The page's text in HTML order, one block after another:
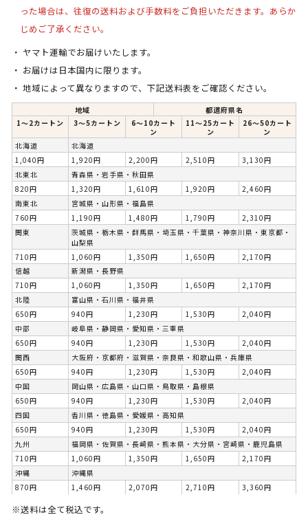
った場合は、往復の送料および手数料をご負担いただきます。 あらか
じめご了承ください。
ヤマト運輸でお届けいたします。
お届けは日本国内に限ります。
地域によって異なりますので、下記送料表をご確認ください。
地域
都道府県名
1〜2カートン
3〜5カートン
6〜10カート
ン
11～25カート
ン
26～50カート
ン
北海道
北海道
1,040円
1,920円 2,200円 2,510円
3,130円
北東北
青森県・岩手県・秋田県
820円
1,320円 1,610円 1,920円
2,460円
南東北
宮城県・山形県・福島県
760円
1,190円 1,480円 1,790円
2,310円
関東
茨城県・栃木県・群馬県・埼玉県・千葉県・神奈川県・東京都・
山梨県
710円
1,060円 1,350円 1,650円
2,170円
信越
新潟県・長野県
710円
1,060円 1,350円 1,650円
2,170円
北陸
富山県・石川県・福井県
650円
940円 1,230円 1,530円
2,040円
中部
岐阜県・静岡県・愛知県・三重県
650円
940円 1,230円 1,530円
2,040円
関西
大阪府・京都府・滋賀県・奈良県・和歌山県・兵庫県
650円
940円 1,230円 1,530円
2,040円
中国
岡山県・広島県・山口県・鳥取県・島根県
650円
940円 1,230円 1,530円
2,040円
四国
香川県・徳島県・愛媛県・高知県
650円
940円 1,230円 1,530円
2,040円
九州
福岡県・佐賀県・長崎県・熊本県・大分県・宮崎県・鹿児島県
710円
1,060円 1,350円 1,650円
2,170円
沖縄
沖縄県
870円
1,460円 2,070円 2,710円 3,360円
※送料は全て税込です。